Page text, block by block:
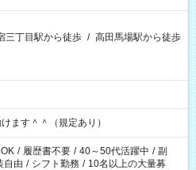
三丁目駅から徒歩 / 高田馬場駅から徒歩
ます＾＾（規定あり）
/ 履歴書不要 / 40～50代活躍中 / 副
自由 / シフト勤務 / 10名以上の大量募